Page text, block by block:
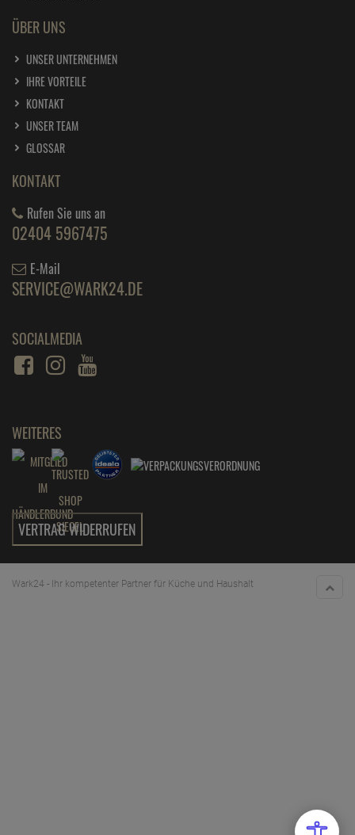
ÜBER UNS
UNSER UNTERNEHMEN
IHRE VORTEILE
KONTAKT
UNSER TEAM
GLOSSAR
KONTAKT
Rufen Sie uns an
02404 5967475
E-Mail
SERVICE@WARK24.DE
SOCIALMEDIA
WEITERES
VERTRAG WIDERRUFEN
Wark24 - Ihr kompetenter Partner für Küche und Haushalt